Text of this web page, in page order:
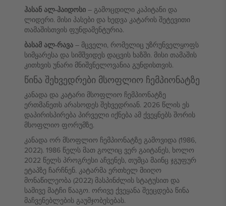
ჰასან ალ-ჰაიდოსი – გამოცდილი კაპიტანი და
ლიდერი. მისი პასები და ხედვა კატარის შეტევითი
თამაშისთვის ფუნდამენტურია.
ბასამ ალ-რავა – მცველი, რომელიც უზრუნველყოფს
სიმყარესა და სიმშვიდეს დაცვის ხაზში. მისი თამაშის
კითხვის უნარი მნიშვნელოვანია გუნდისთვის.
წინა შეხვედრები მსოფლიო ჩემპიონატზე
კანადა და კატარი მსოფლიო ჩემპიონატზე
ერთმანეთს არასოდეს შეხვედრიან. 2026 წლის ეს
დაპირისპირება პირველი იქნება ამ ქვეყნებს შორის
მსოფლიო ფორუმზე.
კანადა ორ მსოფლიო ჩემპიონატზე გამოვიდა (1986,
2022). 1986 წელს მათ გოლიც ვერ გაიტანეს, ხოლო
2022 წელს პროგრესი აჩვენეს, თუმცა მაინც ჯგუფურ
ეტაპზე ჩარჩნენ. კატარმა ერთხელ მიიღო
მონაწილეობა (2022) მასპინძლის სტატუსით და
სამივე მატჩი წააგო. ორივე ქვეყანა შეეცდება წინა
მაჩვენებლების გაუმჯობესებას.